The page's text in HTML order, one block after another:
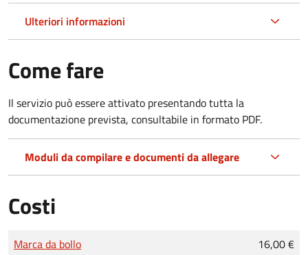
Ulteriori informazioni
Come fare
Il servizio può essere attivato presentando tutta la
documentazione prevista, consultabile in formato PDF.
Moduli da compilare e documenti da allegare
Costi
Tipo di pagamento
Importo
Marca da bollo 16,00 €